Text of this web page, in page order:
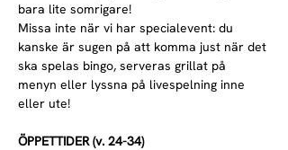
bara lite somrigare!
Missa inte när vi har specialevent: du
kanske är sugen på att komma just när det
ska spelas bingo, serveras grillat på
menyn eller lyssna på livespelning inne
eller ute!
ÖPPETTIDER (v. 24-34)